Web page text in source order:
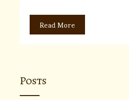
Read More
Posts